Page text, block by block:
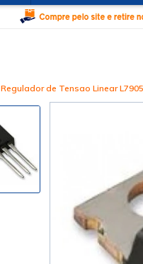
Regulador de Tensao Linear